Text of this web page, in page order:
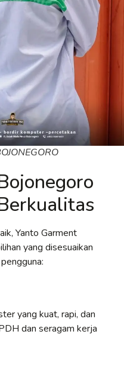
Yanto Garment
yang disesuaikan
yang kuat, rapi, dan
dan seragam kerja